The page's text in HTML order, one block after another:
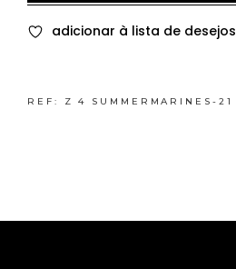
adicionar à lista de desejos
REF: Z 4 SUMMERMARINES-21